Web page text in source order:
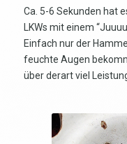
Ca. 5-6 Sekunden hat
LKWs mit einem
Einfach nur der
feuchte Augen
über derart viel